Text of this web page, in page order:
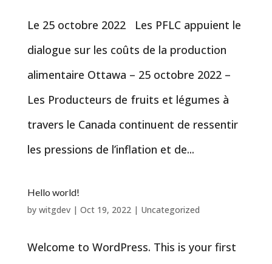
Le 25 octobre 2022 Les PFLC appuient le
dialogue sur les coûts de la production
alimentaire Ottawa – 25 octobre 2022 –
Les Producteurs de fruits et légumes à
travers le Canada continuent de ressentir
les pressions de l’inflation et de...
Hello world!
by witgdev| Oct 19, 2022| Uncategorized
Welcome to WordPress. This is your first